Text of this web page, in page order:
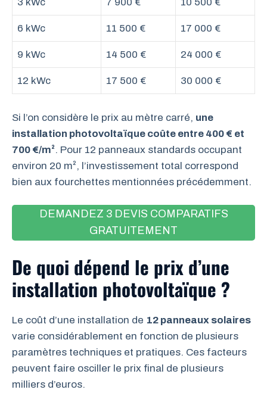
6 kWc 11 500 € 17 000 €
9 kWc 14 500 € 24 000 €
12 kWc 17 500 € 30 000 €
Si l’on considère le prix au mètre carré, une
installation photovoltaïque coûte entre 400 € et
700 €/m². Pour 12 panneaux standards occupant
environ 20 m², l’investissement total correspond
bien aux fourchettes mentionnées précédemment.
DEMANDEZ 3 DEVIS COMPARATIFS
GRATUITEMENT
De quoi dépend le prix d’une
installation photovoltaïque ?
Le coût d’une installation de 12 panneaux solaires
varie considérablement en fonction de plusieurs
paramètres techniques et pratiques. Ces facteurs
peuvent faire osciller le prix final de plusieurs
milliers d’euros.